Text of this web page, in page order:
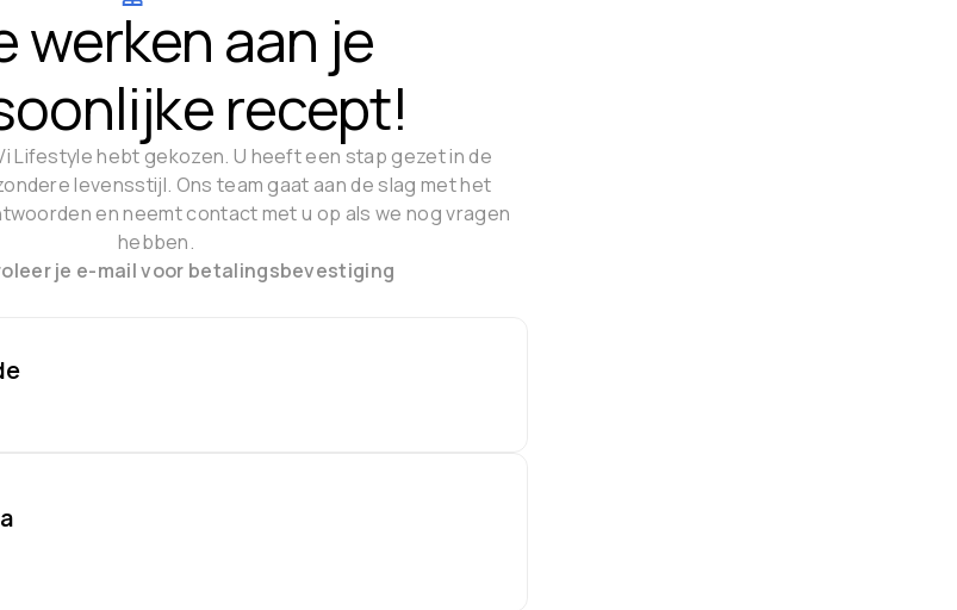
werken aan je
recept!
Lifestyle hebt gekozen. U heeft een stap gezet in de
levensstijl. Ons team gaat aan de slag met het
en neemt contact met u op als we nog vragen
hebben.
je e-mail voor betalingsbevestiging